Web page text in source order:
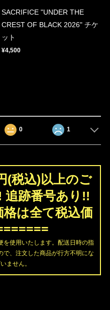
SACRIFICE "UNDER THE
CREST OF BLACK 2026" チケ
ット
¥4,500
0 1
(税込)以上のご
追跡番号あり!!
は全て税込価
を使用いたします。配送日時の指
で、注文した商品が行方不明にな
ません。